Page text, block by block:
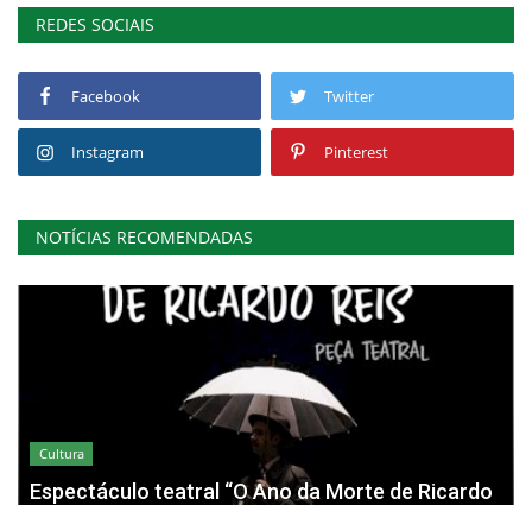
REDES SOCIAIS
Facebook Twitter
Instagram Pinterest
NOTÍCIAS RECOMENDADAS
Cultura
Espectáculo teatral “O Ano da Morte de Ricardo